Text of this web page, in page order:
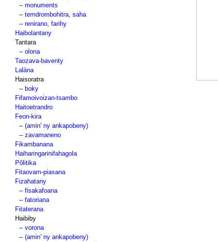
-- monuments
-- temdrombohitra, saha
-- renirano, farihy
Haibolantany
Tantara
-- olona
Taozava-baventy
Lalàna
Haisoratra
-- boky
Fifamoivoizan-tsambo
Haitoetrandro
Feon-kira
-- (amin' ny ankapobeny)
-- zavamaneno
Fikambanana
Haiharingarinifahagola
Pôlitika
Fitaovam-piasana
Fizahatany
-- fisakafoana
-- fatoriana
Fitaterana
Haibiby
-- vorona
-- (amin' ny ankapobeny)